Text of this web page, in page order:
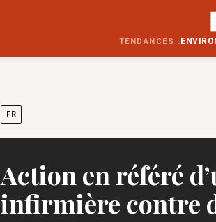
TENDANCES :
FR
Action en référé
infirmière contre